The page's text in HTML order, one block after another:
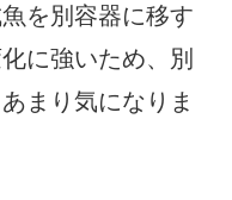
を別容器に移す
に強いため、別
まり気になりま